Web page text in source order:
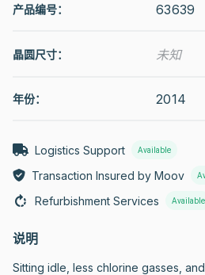
产品编号： 63639
晶圆尺寸： 未知
年份： 2014
Logistics Support Available
Transaction Insured by Moov
Refurbishment Services Available
说明
Sitting idle, less chlorine gasses,